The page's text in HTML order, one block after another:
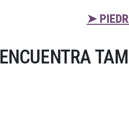
➤
ENCUENTRA